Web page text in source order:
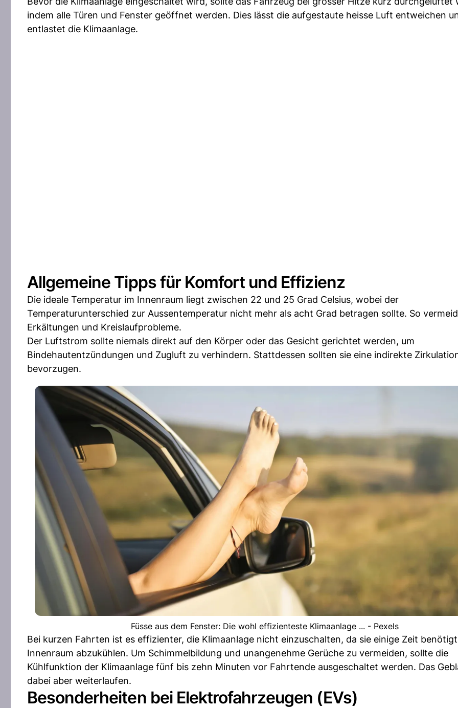
indem alle Türen und Fenster geöffnet werden. Dies lässt die aufgestaute heisse Luft entweichen
entlastet die Klimaanlage.
Allgemeine Tipps für Komfort und Effizienz
Die ideale Temperatur im Innenraum liegt zwischen 22 und 25 Grad Celsius, wobei der
Temperaturunterschied zur Aussentemperatur nicht mehr als acht Grad betragen sollte. So
Erkältungen und Kreislaufprobleme.
Der Luftstrom sollte niemals direkt auf den Körper oder das Gesicht gerichtet werden, um
Bindehautentzündungen und Zugluft zu verhindern. Stattdessen sollten sie eine indirekte
bevorzugen.
Füsse aus dem Fenster: Die wohl effizienteste Klimaanlage ... - Pexels
Bei kurzen Fahrten ist es effizienter, die Klimaanlage nicht einzuschalten, da sie einige Zeit
Innenraum abzukühlen. Um Schimmelbildung und unangenehme Gerüche zu vermeiden, sollte die
Kühlfunktion der Klimaanlage fünf bis zehn Minuten vor Fahrtende ausgeschaltet werden. Das
dabei aber weiterlaufen.
Besonderheiten bei Elektrofahrzeugen (EVs)